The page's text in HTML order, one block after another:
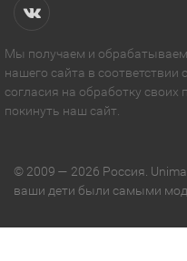
Мы получаем и
нашего сайта в соответствии с
согласия на обработку
покинуть наш сайт.
© 2009 — 2026 Россия.
ваши дети были самыми